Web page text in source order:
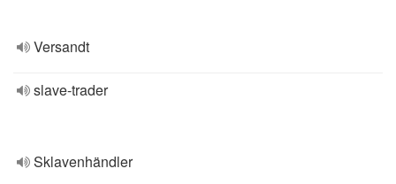
Versandt
slave-trader
Sklavenhändler